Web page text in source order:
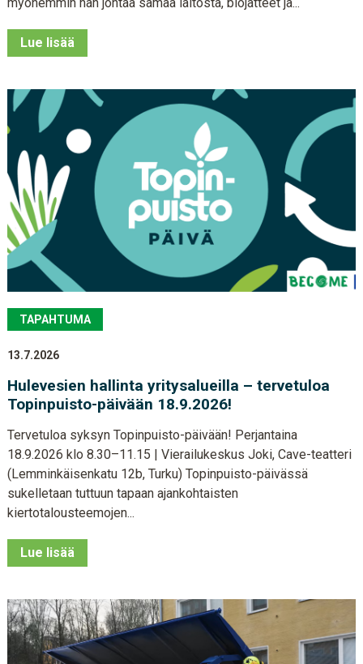
Lue lisää
TAPAHTUMA
13.7.2026
Hulevesien hallinta yritysalueilla – tervetuloa
Topinpuisto-päivään 18.9.2026!
Tervetuloa syksyn Topinpuisto-päivään! Perjantaina
18.9.2026 klo 8.30–11.15 | Vierailukeskus Joki, Cave-teatteri
(Lemminkäisenkatu 12b, Turku) Topinpuisto-päivässä
sukelletaan tuttuun tapaan ajankohtaisten
kiertotalousteemojen...
Lue lisää